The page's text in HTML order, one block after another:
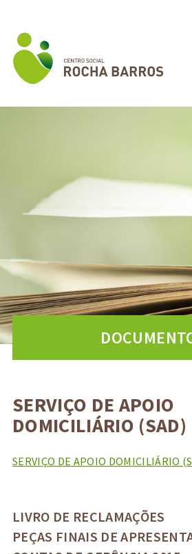
LIVRO DE RECLAMAÇÕES
PEÇAS FINAIS DE
SERVIÇO DE APOIO
DOMICILIÁRIO (SAD)
SERVIÇO DE APOIO DOMICILIÁRIO